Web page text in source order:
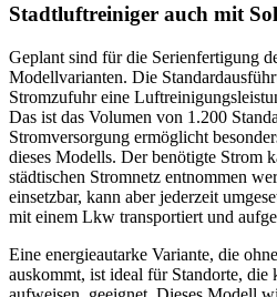
Stadtluftreiniger auch mit
Geplant sind für die Serienfertigung
Modellvarianten. Die
Stromzufuhr eine
Das ist das Volumen von 1.200
Stromversorgung ermöglicht
dieses Modells. Der benötigte Strom
städtischen Stromnetz entnommen
einsetzbar, kann aber jederzeit
mit einem Lkw transportiert und
Eine energieautarke Variante, die
auskommt, ist ideal für Standorte, die